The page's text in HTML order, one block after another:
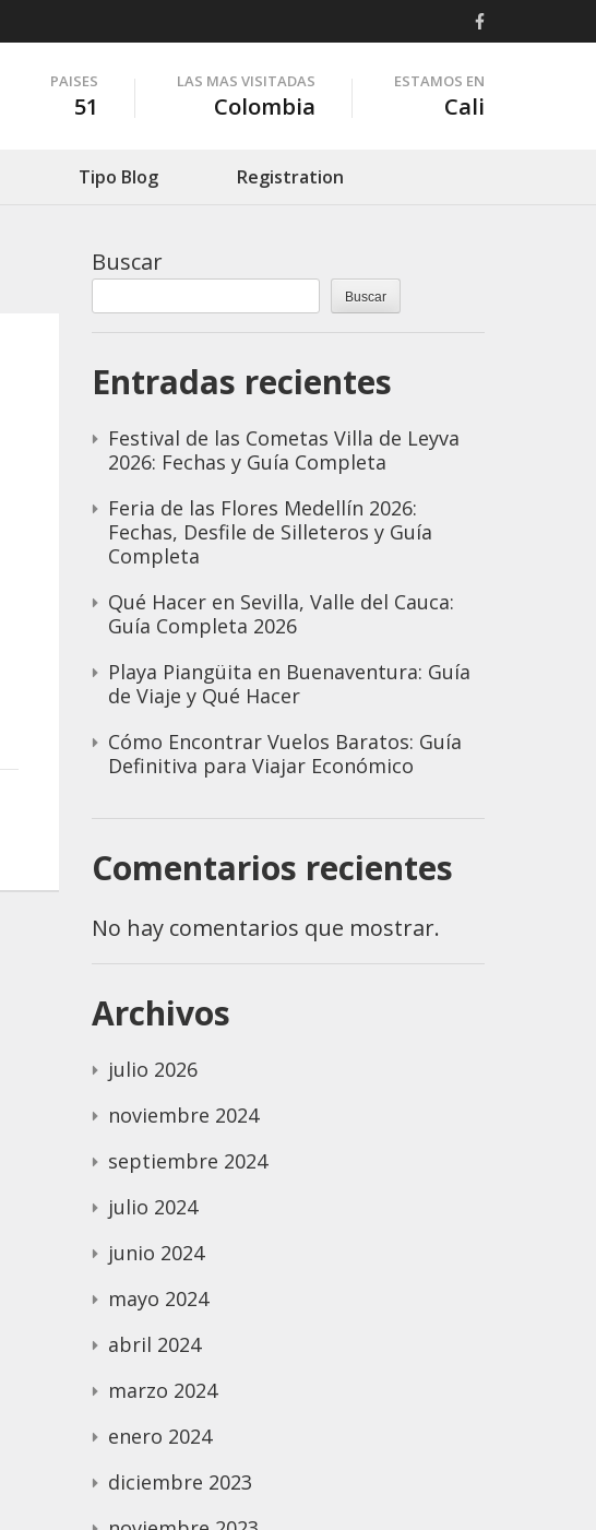
PAISES
51
LAS MAS VISITADAS
Colombia
ESTAMOS EN
Cali
Tipo Blog Registration
Buscar
Buscar
Entradas recientes
Festival de las Cometas Villa de Leyva
2026: Fechas y Guía Completa
Feria de las Flores Medellín 2026:
Fechas, Desfile de Silleteros y Guía
Completa
Qué Hacer en Sevilla, Valle del Cauca:
Guía Completa 2026
Playa Piangüita en Buenaventura: Guía
de Viaje y Qué Hacer
Cómo Encontrar Vuelos Baratos: Guía
Definitiva para Viajar Económico
Comentarios recientes
No hay comentarios que mostrar.
Archivos
julio 2026
noviembre 2024
septiembre 2024
julio 2024
junio 2024
mayo 2024
abril 2024
marzo 2024
enero 2024
diciembre 2023